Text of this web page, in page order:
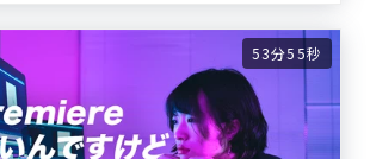
53分55秒